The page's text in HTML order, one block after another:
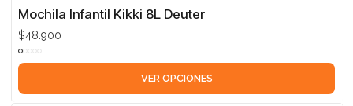
Mochila Infantil Kikki 8L Deuter
$48.900
VER OPCIONES